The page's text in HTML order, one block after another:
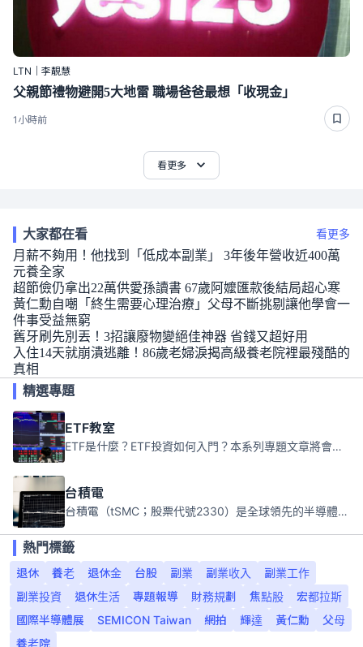
LTN｜李靚慧
父親節禮物避開5大地雷 職場爸爸最想「收現金」
1小時前
看更多
大家都在看 看更多
月薪不夠用！他找到「低成本副業」 3年後年營收近400萬
元養全家
超節儉仍拿出22萬供愛孫讀書 67歲阿嬤匯款後結局超心寒
黃仁勳自嘲「終生需要心理治療」父母不斷挑剔讓他學會一
件事受益無窮
舊牙刷先別丟！3招讓廢物變絕佳神器 省錢又超好用
入住14天就崩潰逃離！86歲老婦淚揭高級養老院裡最殘酷的
真相
精選專題
ETF教室
ETF是什麼？ETF投資如何入門？本系列專題文章將會告訴你新手必須知道的ETF基礎知識。
台積電
台積電（tSMC；股票代號2330）是全球領先的半導體代工公司，成立於1987年，總部位於台灣新竹。且已於美國、日本、德國及中國設廠，台積電是全球首家專業積體電路製造服務公司，也是全球最先進和最大規模的半導體代工廠。
熱門標籤
退休
養老 退休金 台股 副業 副業收入
副業工作
副業投資
退休生活 專題報導 財務規劃 焦點股
宏都拉斯
國際半導體展
SEMICON Taiwan 網拍 輝達 黃仁勳
父母
養老院